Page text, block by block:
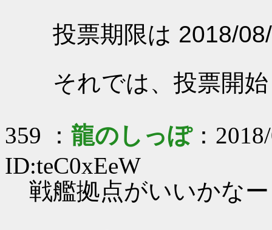
投票期限は 2018/
それでは、投票開
359 ： 龍のしっぽ：
ID:teC0xEeW
戦艦拠点がいいかなー